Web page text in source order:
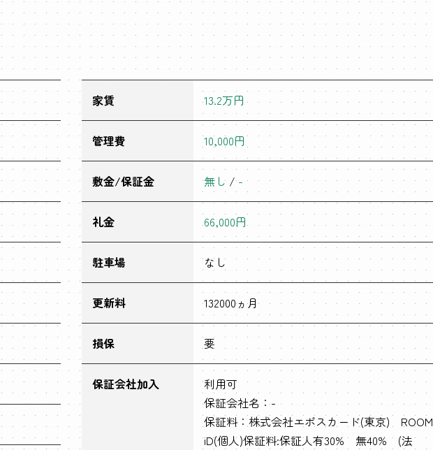
家賃 13.2万円
管理費 10,000円
敷金/保証金 無し /-
礼金 66,000円
駐車場 なし
更新料 132000ヵ月
損保 要
保証会社加入
利用可
保証会社名：-
保証料：株式会社エポスカード(東京) ROOM
iD(個人)保証料:保証人有30% 無40% (法